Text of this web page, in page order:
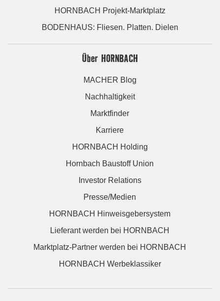
HORNBACH Projekt-Marktplatz
BODENHAUS: Fliesen. Platten. Dielen
Über HORNBACH
MACHER Blog
Nachhaltigkeit
Marktfinder
Karriere
HORNBACH Holding
Hornbach Baustoff Union
Investor Relations
Presse/Medien
HORNBACH Hinweisgebersystem
Lieferant werden bei HORNBACH
Marktplatz-Partner werden bei HORNBACH
HORNBACH Werbeklassiker